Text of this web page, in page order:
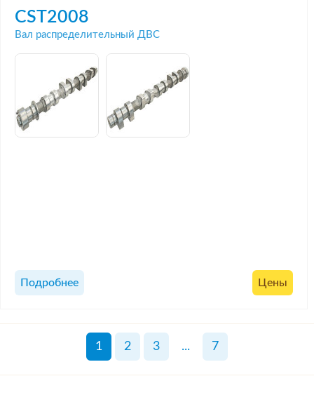
CST2008
Вал распределительный ДВС
Подробнее Цены
1 2 3 ... 7